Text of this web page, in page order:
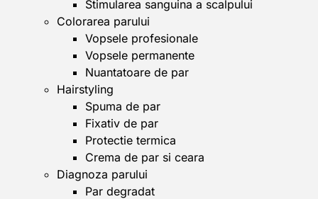
Stimularea sanguina a scalpului
Colorarea parului
Vopsele profesionale
Vopsele permanente
Nuantatoare de par
Hairstyling
Spuma de par
Fixativ de par
Protectie termica
Crema de par si ceara
Diagnoza parului
Par degradat